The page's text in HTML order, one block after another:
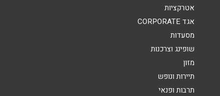
אטרקציות
אגד CORPORATE
מסעדות
שופינג וצרכנות
מזון
תיירות ונופש
תרבות ופנאי